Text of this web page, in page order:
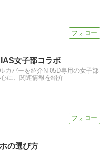
女子部コラボ
カバーを紹介N-05D専用の女子部
に、関連情報を紹介
の選び方